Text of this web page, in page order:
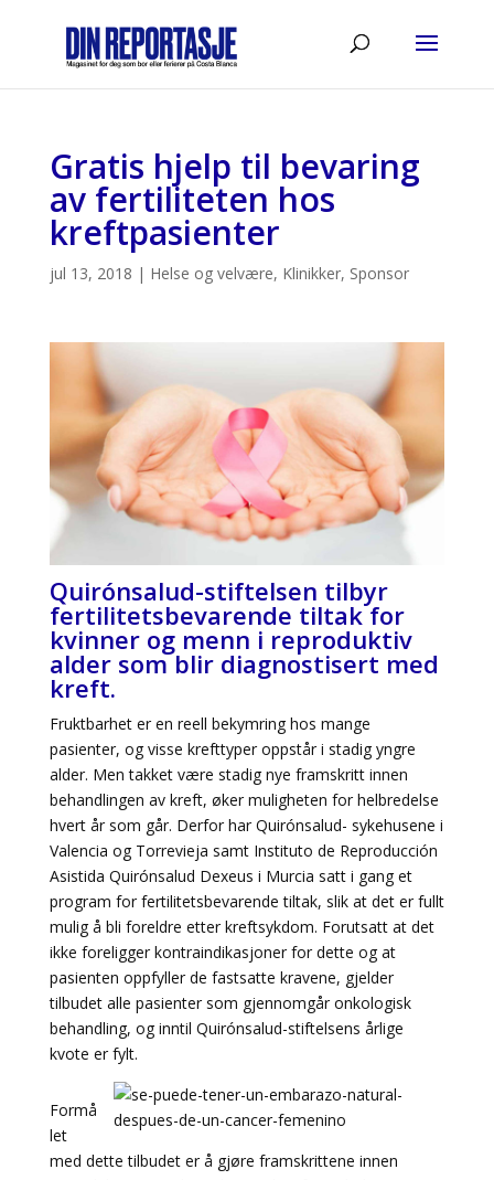
Gratis hjelp til bevaring
av fertiliteten hos
kreftpasienter
jul 13, 2018 | Helse og velvære, Klinikker, Sponsor
Quirónsalud-stiftelsen tilbyr
fertilitetsbevarende tiltak for
kvinner og menn i reproduktiv
alder som blir diagnostisert med
kreft.
Fruktbarhet er en reell bekymring hos mange
pasienter, og visse krefttyper oppstår i stadig yngre
alder. Men takket være stadig nye framskritt innen
behandlingen av kreft, øker muligheten for helbredelse
hvert år som går. Derfor har Quirónsalud- sykehusene i
Valencia og Torrevieja samt Instituto de Reproducción
Asistida Quirónsalud Dexeus i Murcia satt i gang et
program for fertilitetsbevarende tiltak, slik at det er fullt
mulig å bli foreldre etter kreftsykdom. Forutsatt at det
ikke foreligger kontraindikasjoner for dette og at
pasienten oppfyller de fastsatte kravene, gjelder
tilbudet alle pasienter som gjennomgår onkologisk
behandling, og inntil Quirónsalud-stiftelsens årlige
kvote er fylt.
Formå
let
med dette tilbudet er å gjøre framskrittene innen